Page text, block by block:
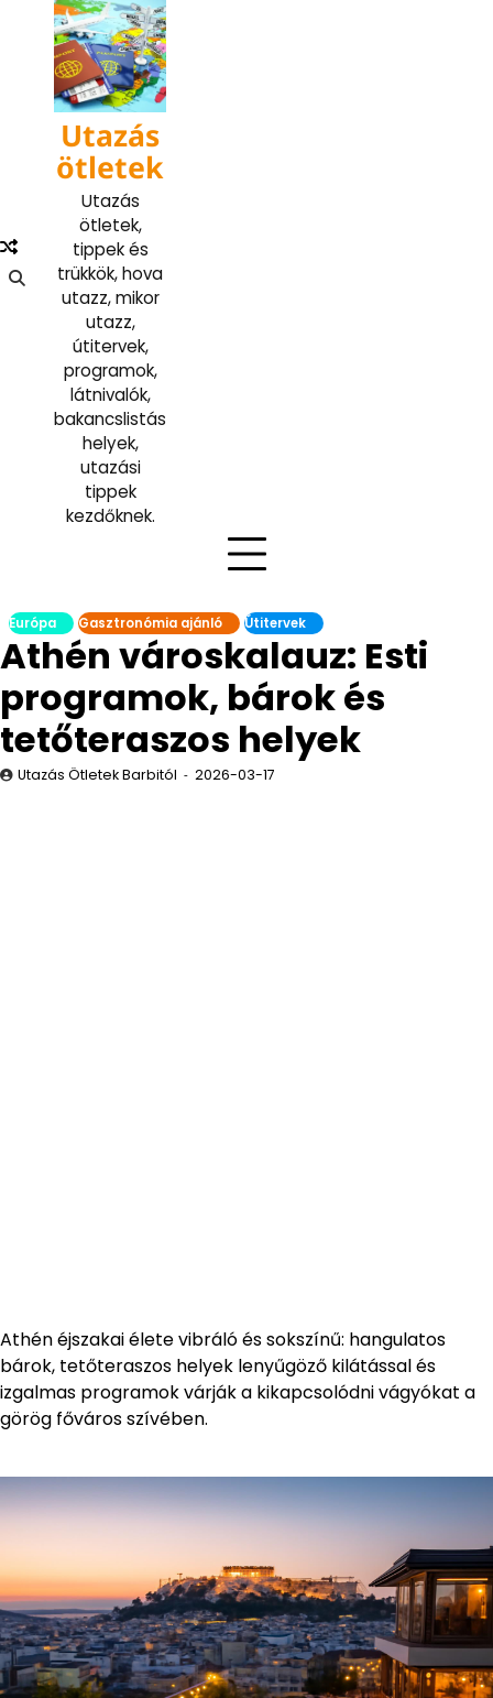
content
Utazás
ötletek
Utazás
ötletek,
tippek és
trükkök, hova
utazz, mikor
utazz,
útitervek,
programok,
látnivalók,
bakancslistás
helyek,
utazási
tippek
kezdőknek.
Európa Gasztronómia ajánló Útitervek
Athén városkalauz: Esti
programok, bárok és
tetőteraszos helyek
Utazás Ötletek Barbitól 2026-03-17
Athén éjszakai élete vibráló és sokszínű: hangulatos
bárok, tetőteraszos helyek lenyűgöző kilátással és
izgalmas programok várják a kikapcsolódni vágyókat a
görög főváros szívében.